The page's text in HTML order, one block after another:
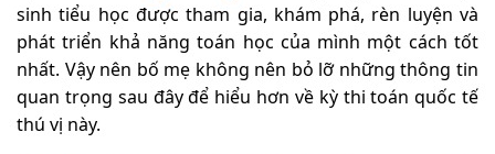
sinh tiểu học được tham gia, khám phá, rèn luyện và
phát triển khả năng toán học của mình một cách tốt
nhất. Vậy nên bố mẹ không nên bỏ lỡ những thông tin
quan trọng sau đây để hiểu hơn về kỳ thi toán quốc tế
thú vị này.